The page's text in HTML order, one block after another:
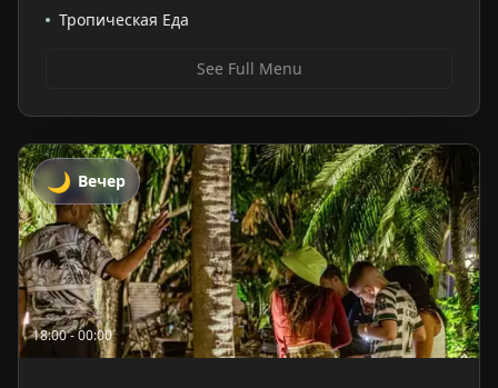
Тропическая Еда
See Full Menu
🌙 Вечер
18:00 - 00:00